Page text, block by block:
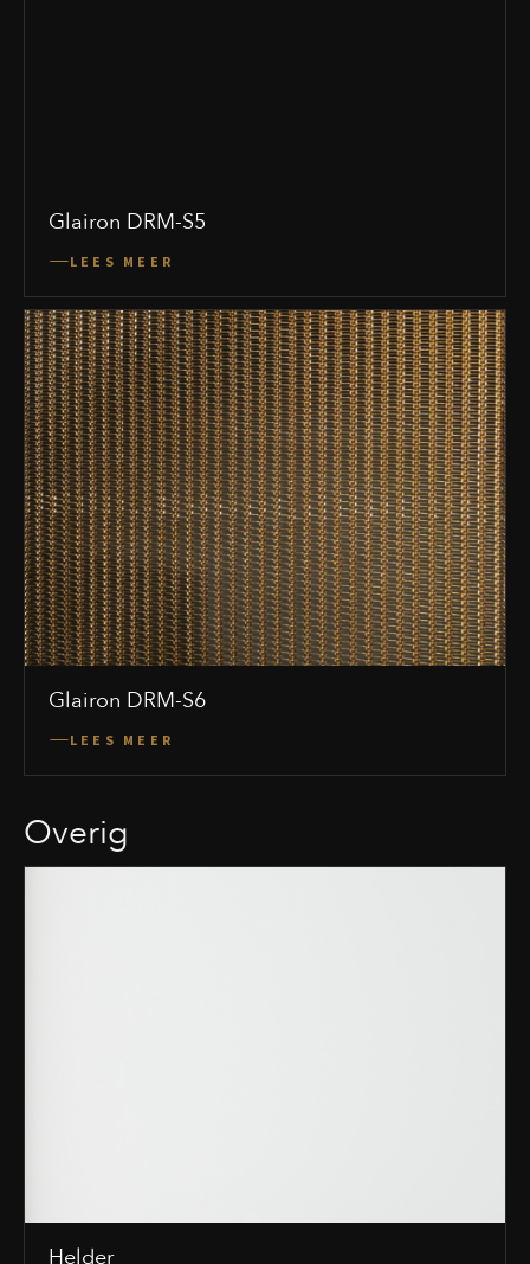
Glairon DRM-S5
LEES MEER
Glairon DRM-S6
LEES MEER
Overig
Helder